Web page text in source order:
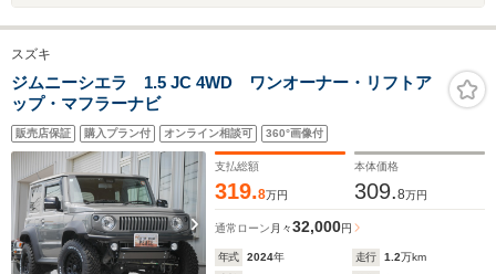
スズキ
ジムニーシエラ 1.5 JC 4WD ワンオーナー・リフトア
ップ・マフラーナビ
販売店保証 購入プラン付 オンライン相談可 360°画像付
支払総額
319.8万円
本体価格
309.8万円
通常ローン 月々32,000円
年式 2024年 走行 1.2万km